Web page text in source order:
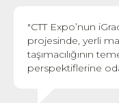
"CTT Expo’nun
projesinde, yerli
taşımacılığının
perspektiflerine